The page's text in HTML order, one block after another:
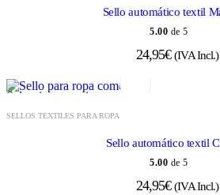
Sello automático textil
5.00 de 5
24,95€ (IVA Incl.)
Seleccionar opciones
SELLOS TEXTILES PARA ROPA
Sello automático textil
5.00 de 5
24,95€ (IVA Incl.)